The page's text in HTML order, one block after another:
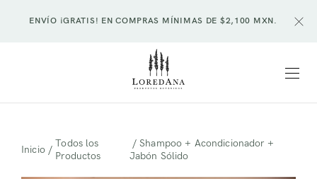
ENVÍO ¡GRATIS! EN COMPRAS MÍNIMAS DE $2,100 MXN.
Inicio/
Todos los
Productos
/ Shampoo + Acondicionador +
Jabón Sólido